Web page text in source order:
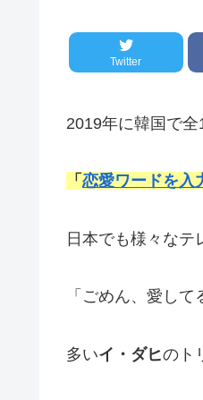
Twitter
2019年に韓国で全
「 恋愛ワードを入
日本でも様々なテ
「ごめん、愛して
多いイ・ダヒのト